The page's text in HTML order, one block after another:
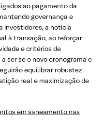
ao pagamento da
governança e
investidores, a notícia
à transação, ao reforçar
e critérios de
ser se o novo cronograma e
equilibrar robustez
real e maximização de
em saneamento nas